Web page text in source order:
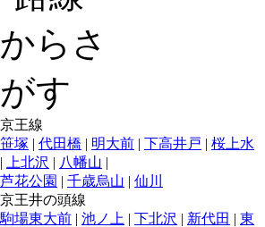
京王線
笹塚 | 代田橋 | 明大前 | 下高井戸 | 桜上水
|
上北沢 | 八幡山 |
芦花公園 | 千歳烏山 | 仙川
京王井の頭線
駒場東大前 | 池ノ上 | 下北沢 | 新代田 | 東